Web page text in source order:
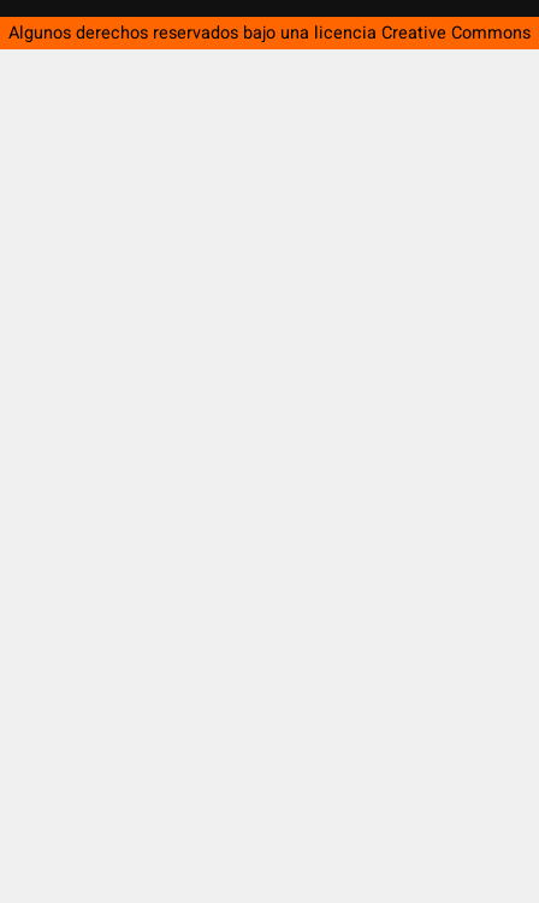
Algunos derechos reservados bajo una licencia Creative Commons